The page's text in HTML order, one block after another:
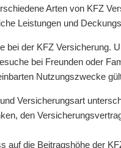
Arten von KFZ
Leistungen und
bei der KFZ Versicherung.
bei Freunden oder
Nutzungszwecke
Versicherungsart
den
auf die Beitragshöhe der